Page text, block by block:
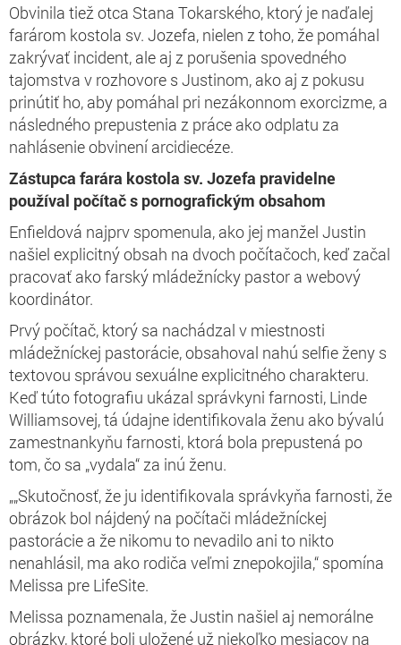
Obvinila tiež otca Stana Tokarského, ktorý je naďalej
farárom kostola sv. Jozefa, nielen z toho, že pomáhal
zakrývať incident, ale aj z porušenia spovedného
tajomstva v rozhovore s Justinom, ako aj z pokusu
prinútiť ho, aby pomáhal pri nezákonnom exorcizme, a
následného prepustenia z práce ako odplatu za
nahlásenie obvinení arcidiecéze.
Zástupca farára kostola sv. Jozefa pravidelne
používal počítač s pornografickým obsahom
Enfieldová najprv spomenula, ako jej manžel Justin
našiel explicitný obsah na dvoch počítačoch, keď začal
pracovať ako farský mládežnícky pastor a webový
koordinátor.
Prvý počítač, ktorý sa nachádzal v miestnosti
mládežníckej pastorácie, obsahoval nahú selfie ženy s
textovou správou sexuálne explicitného charakteru.
Keď túto fotografiu ukázal správkyni farnosti, Linde
Williamsovej, tá údajne identifikovala ženu ako bývalú
zamestnankyňu farnosti, ktorá bola prepustená po
tom, čo sa „vydala“ za inú ženu.
„„Skutočnosť, že ju identifikovala správkyňa farnosti, že
obrázok bol nájdený na počítači mládežníckej
pastorácie a že nikomu to nevadilo ani to nikto
nenahlásil, ma ako rodiča veľmi znepokojila,“ spomína
Melissa pre LifeSite.
Melissa poznamenala, že Justin našiel aj nemorálne
obrázky, ktoré boli uložené už niekoľko mesiacov na